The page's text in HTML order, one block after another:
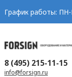
График работы:
8 (495) 215-11-15
info@forsign.ru